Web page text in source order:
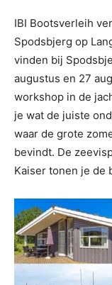
IBI Bootsverleih
Spodsbjerg op
vinden bij
augustus en 27
workshop in de
je wat de juiste
waar de grote
bevindt. De
Kaiser tonen je de